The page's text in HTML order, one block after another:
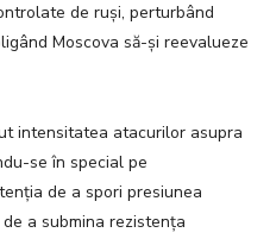
de ruși, perturbând
Moscova să-și reevalueze
intensitatea atacurilor asupra
se în special pe
de a spori presiunea
a submina rezistența